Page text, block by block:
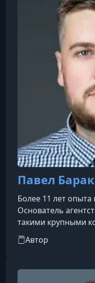
более 120 бизнес-
включая Стамбул
проектами и
Павел
Более 11 лет опыта
Основатель
такими крупными
ЛСР, Mazda, IVI,
многими другими.
Автор